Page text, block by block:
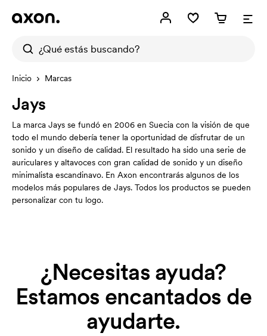
Inicio Marcas
Jays
La marca Jays se fundó en 2006 en Suecia con la visión de que
todo el mundo debería tener la oportunidad de disfrutar de un
sonido y un diseño de calidad. El resultado ha sido una serie de
auriculares y altavoces con gran calidad de sonido y un diseño
minimalista escandinavo. En Axon encontrarás algunos de los
modelos más populares de Jays. Todos los productos se pueden
personalizar con tu logo.
¿Necesitas ayuda?
Estamos encantados de
ayudarte.